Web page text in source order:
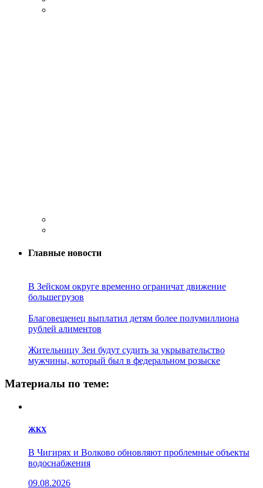
Главные новости
В Зейском округе временно ограничат движение
большегрузов
Благовещенец выплатил детям более полумиллиона
рублей алиментов
Жительницу Зеи будут судить за укрывательство
мужчины, который был в федеральном розыске
Материалы по теме:
ЖКХ
В Чигирях и Волково обновляют проблемные объекты
водоснабжения
09.08.2026